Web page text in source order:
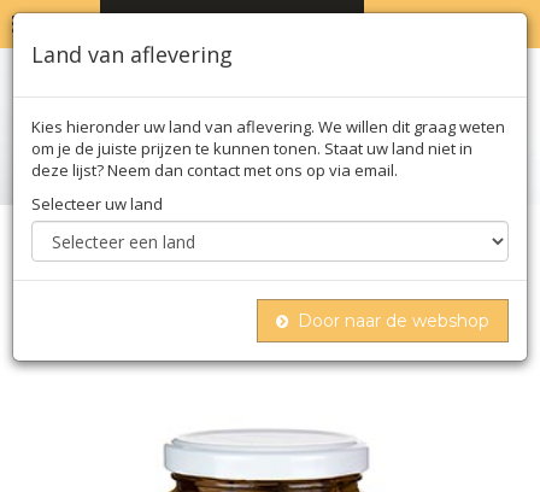
Home Conserven
Ontpitte zwarte olijven (snocciolate) in olijfolie,
Land van aflevering
Kies hieronder uw land van aflevering. We willen dit graag weten
om je de juiste prijzen te kunnen tonen. Staat uw land niet in
deze lijst? Neem dan contact met ons op via email.
Selecteer uw land
Door naar de webshop